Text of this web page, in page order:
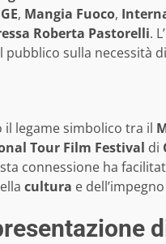
, Mangia Fuoco,
Roberta Pastorelli.
pubblico sulla necessità
legame simbolico tra il
Tour Film Festival di
connessione ha
cultura e